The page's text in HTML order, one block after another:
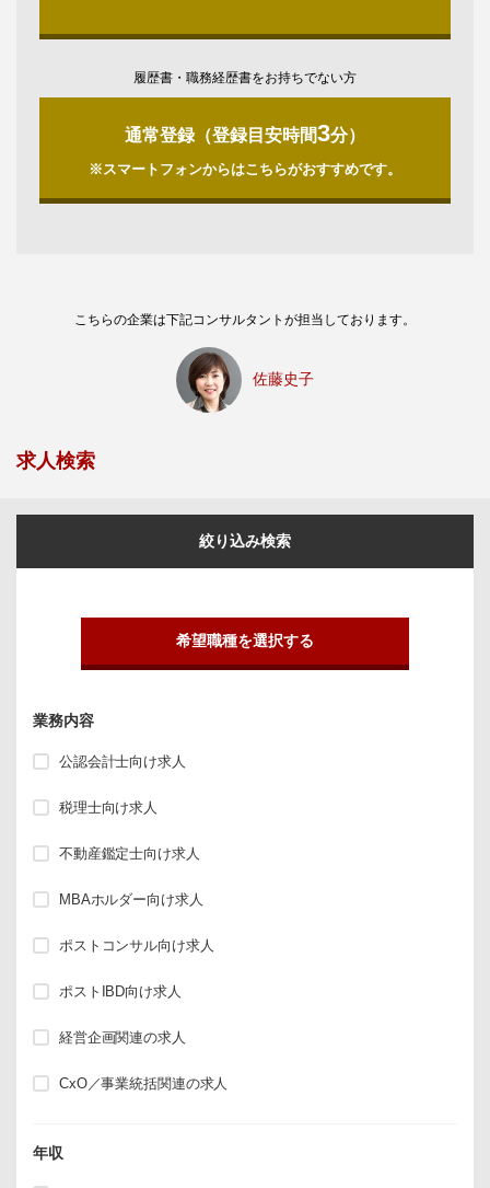
履歴書・職務経歴書をお持ちでない方
通常登録（登録目安時間3分）
※スマートフォンからはこちらがおすすめです。
こちらの企業は下記コンサルタントが担当しております。
佐藤史子
求人検索
絞り込み検索
希望職種を選択する
業務内容
公認会計士向け求人
税理士向け求人
不動産鑑定士向け求人
MBAホルダー向け求人
ポストコンサル向け求人
ポストIBD向け求人
経営企画関連の求人
CxO／事業統括関連の求人
年収